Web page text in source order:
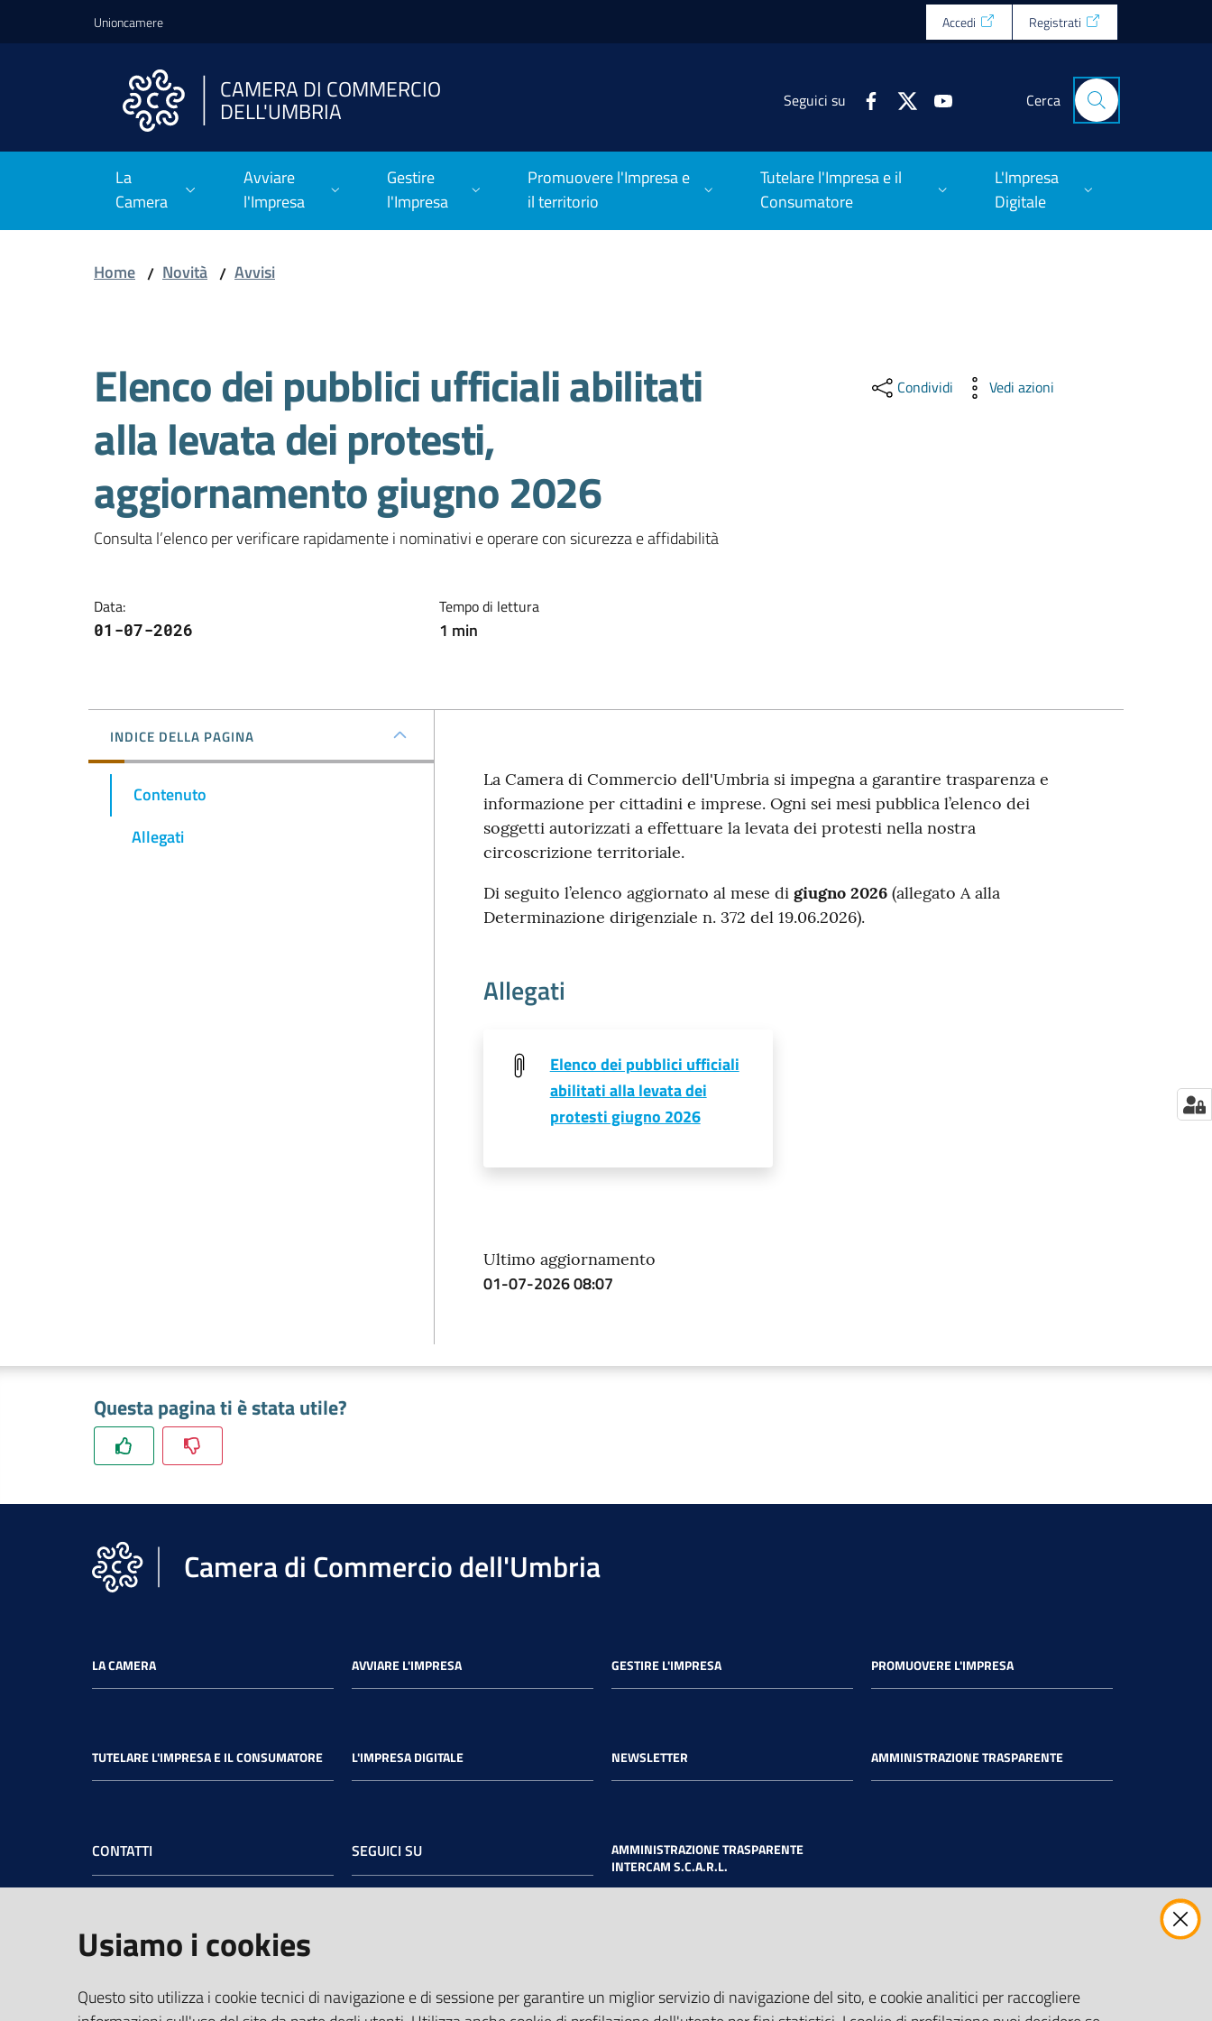
Vai al contenuto
Vai alla navigazione
Unioncamere Accedi Registrati
CAMERA DI COMMERCIO
DELL'UMBRIA Seguici su Cerca
La
Camera
Avviare
l'Impresa
Gestire
l'Impresa
Promuovere l'Impresa e
il territorio
Tutelare l'Impresa e il
Consumatore
L'Impresa
Digitale
Home / Novità / Avvisi
Elenco dei pubblici ufficiali abilitati
alla levata dei protesti,
aggiornamento giugno 2026
Consulta l’elenco per verificare rapidamente i nominativi e operare con sicurezza e affidabilità
Data:
01-07-2026
Tempo di lettura
1 min
Condividi Vedi azioni
INDICE DELLA PAGINA
Contenuto
Allegati
La Camera di Commercio dell'Umbria si impegna a garantire trasparenza e
informazione per cittadini e imprese. Ogni sei mesi pubblica l’elenco dei
soggetti autorizzati a effettuare la levata dei protesti nella nostra
circoscrizione territoriale.
Di seguito l’elenco aggiornato al mese di giugno 2026(allegato A alla
Determinazione dirigenziale n. 372 del 19.06.2026).
Allegati
Elenco dei pubblici ufficiali
abilitati alla levata dei
protesti giugno 2026
Ultimo aggiornamento
01-07-2026 08:07
Questa pagina ti è stata utile?
Camera di Commercio dell'Umbria
LA CAMERA AVVIARE L'IMPRESA GESTIRE L'IMPRESA PROMUOVERE L'IMPRESA
TUTELARE L'IMPRESA E IL CONSUMATORE L'IMPRESA DIGITALE NEWSLETTER AMMINISTRAZIONE TRASPARENTE
CONTATTI
06121 Perugia - tel.+39 075 57481
05100 Terni - tel.
+39 0744 4891
PEC:cciaa@pec.umbria.camcom.it
SEGUICI SU
AMMINISTRAZIONE TRASPARENTE
INTERCAM S.C.A.R.L.
Usiamo i cookies
Questo sito utilizza i cookie tecnici di navigazione e di sessione per garantire un miglior servizio di navigazione del sito, e cookie analitici per raccogliere